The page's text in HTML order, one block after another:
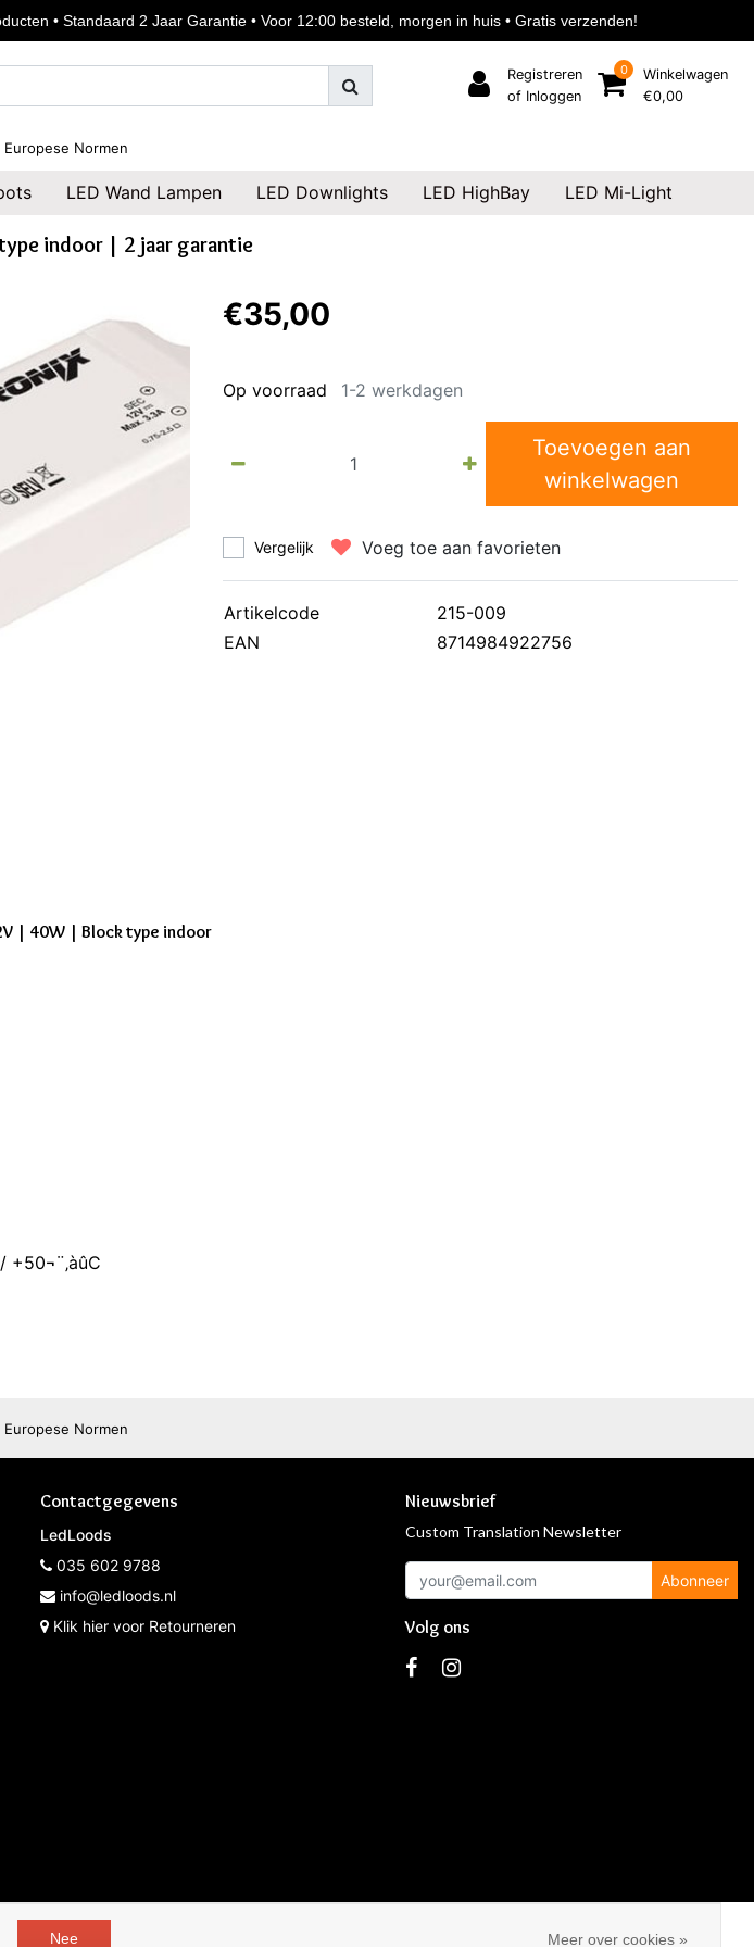
Registreren
of Inloggen
0
Winkelwagen
€0,00
Europese Normen
LED Wand Lampen LED Downlights LED HighBay LED Mi-Light
indoor | 2 jaar garantie
€35,00
Op voorraad 1-2 werkdagen
Toevoegen aan
winkelwagen
Vergelijk Voeg toe aan favorieten
Artikelcode
215-009
EAN
8714984922756
| 40W | Block type indoor
+50¬¨‚àûC
Europese Normen
Contactgegevens
LedLoods
035 602 9788
info@ledloods.nl
Klik hier voor Retourneren
Nieuwsbrief
Custom Translation Newsletter
Abonneer
Volg ons
besteld de volgende dag in huis
Nee Meer over cookies »
• Standaard 2 Jaar Garantie • Voor 12:00 besteld, morgen in huis • Gratis verzenden!